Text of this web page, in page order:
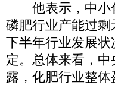
他表示，中小
磷肥行业产能过
下半年行业发展
定。总体来看，
露，化肥行业整